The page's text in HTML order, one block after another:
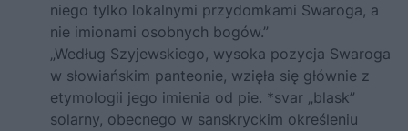
niego tylko lokalnymi przydomkami Swaroga, a
nie imionami osobnych bogów.”
„Według Szyjewskiego, wysoka pozycja Swaroga
w słowiańskim panteonie, wzięła się głównie z
etymologii jego imienia od pie. *svar „blask”
solarny, obecnego w sanskryckim określeniu